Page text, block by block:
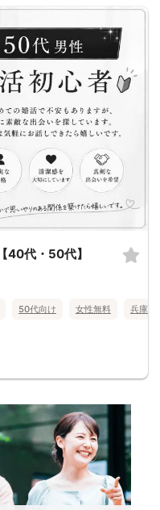
代・50代】
50代向け 女性無料 兵庫県